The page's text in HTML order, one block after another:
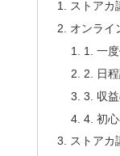
ストアカ
オンライ
1. 一
2. 日
3. 収
4. 初
ストアカ